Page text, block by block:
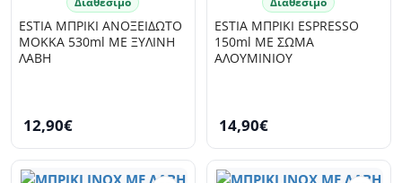
ESTIA ΜΠΡΙΚΙ ΑΝΟΞΕΙΔΩΤΟ
MOKKA 530ml ΜΕ ΞΥΛΙΝΗ
ΛΑΒΗ
12,90€
ESTIA ΜΠΡΙΚΙ ESPRESSO
150ml ΜΕ ΣΩΜΑ
ΑΛΟΥΜΙΝΙΟΥ
14,90€